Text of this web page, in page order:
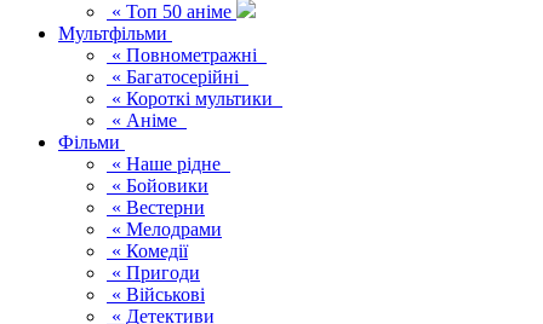
« Топ 50 аніме
Мультфільми
« Повнометражні
« Багатосерійні
« Короткі мультики
« Аніме
Фільми
« Наше рідне
« Бойовики
« Вестерни
« Мелодрами
« Комедії
« Пригоди
« Військові
« Детективи